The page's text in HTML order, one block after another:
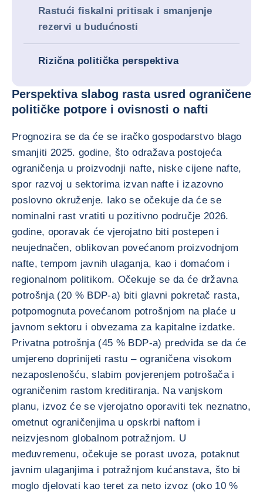
Rastući fiskalni pritisak i smanjenje
rezervi u budućnosti
Rizična politička perspektiva
Perspektiva slabog rasta usred ograničene
političke potpore i ovisnosti o nafti
Prognozira se da će se iračko gospodarstvo blago
smanjiti 2025. godine, što odražava postojeća
ograničenja u proizvodnji nafte, niske cijene nafte,
spor razvoj u sektorima izvan nafte i izazovno
poslovno okruženje. Iako se očekuje da će se
nominalni rast vratiti u pozitivno područje 2026.
godine, oporavak će vjerojatno biti postepen i
neujednačen, oblikovan povećanom proizvodnjom
nafte, tempom javnih ulaganja, kao i domaćom i
regionalnom politikom. Očekuje se da će državna
potrošnja (20 % BDP-a) biti glavni pokretač rasta,
potpomognuta povećanom potrošnjom na plaće u
javnom sektoru i obvezama za kapitalne izdatke.
Privatna potrošnja (45 % BDP-a) predviđa se da će
umjereno doprinijeti rastu – ograničena visokom
nezaposlenošću, slabim povjerenjem potrošača i
ograničenim rastom kreditiranja. Na vanjskom
planu, izvoz će se vjerojatno oporaviti tek neznatno,
ometnut ograničenjima u opskrbi naftom i
neizvjesnom globalnom potražnjom. U
međuvremenu, očekuje se porast uvoza, potaknut
javnim ulaganjima i potražnjom kućanstava, što bi
moglo djelovati kao teret za neto izvoz (oko 10 %